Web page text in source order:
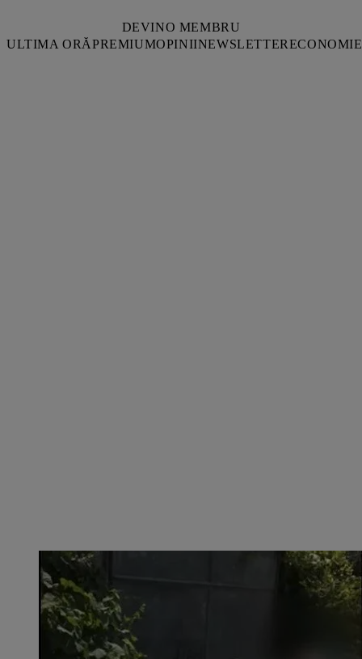
DEVINO MEMBRU
ULTIMA ORĂPREMIUMOPINIINEWSLETTERECONOMIE